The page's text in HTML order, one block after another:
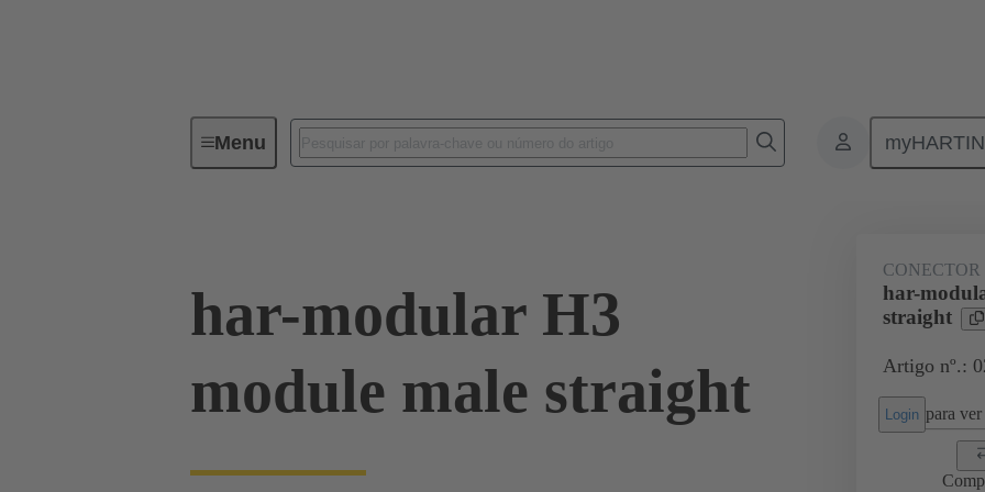
MenuSérie
har-modular H3
module male straight
har-
straight
Artigo nº.:
Login para